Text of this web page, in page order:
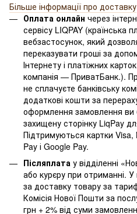
Більше інформації про доставку
Оплата онлайн через
сервісу LIQPAY (країнська
вебзастосунок, який
переказувати гроші за
Інтернету і платіжних
компанія — ПриватБанк.).
не сплачуєте банківську
додаткові кошти за
оформлення замовлення ви
захищену сторінку LiqPay
Підтримуються картки
Pay і Google Pay.
Післяплата у відділенні
або курєру при отриманні.
за доставку товару за
Комісія Нової Пошти за
грн + 2% від суми